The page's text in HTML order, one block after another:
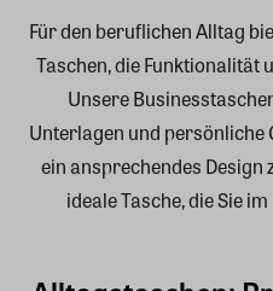
Für den beruflichen Alltag
Taschen, die Funktionalität
Unsere
Unterlagen und persönliche
ein ansprechendes Design
ideale Tasche, die Sie